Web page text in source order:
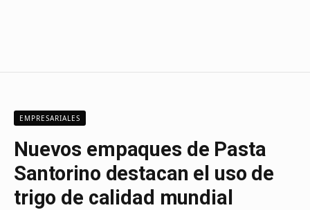
EMPRESARIALES
Nuevos empaques de Pasta
Santorino destacan el uso de
trigo de calidad mundial